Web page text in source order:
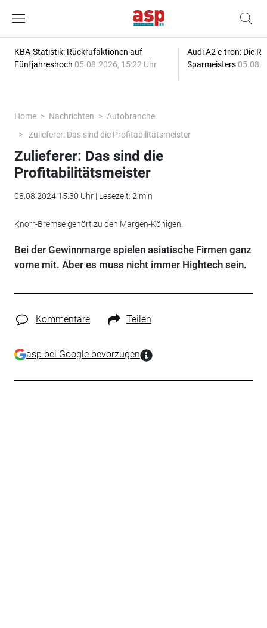
KBA-Statistik: Rückrufaktionen auf
Fünfjahreshoch 05.08.2026, 15:22 Uhr
Audi A2 e-tron: Die
Sparmeisters
Home Nachrichten
Autobranche
Zulieferer: Das sind die Profitabilitätsmeister
Zulieferer: Das sind die
Profitabilitätsmeister
08.08.2024 15:30 Uhr | Lesezeit: 2 min
Knorr-Bremse gehört zu den Margen-Königen.
Bei der Gewinnmarge spielen asiatische Firmen ganz
vorne mit. Aber es muss nicht immer Hightech sein.
Kommentare Teilen
asp bei Google bevorzugen